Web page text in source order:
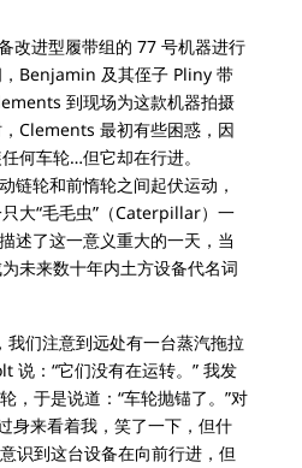
改进型履带组的 77 号机器进行
Benjamin 及其侄子 Pliny 带
到现场为这款机器拍摄
Clements 最初有些困惑，因
何车轮…但它却在行进。
链轮和前惰轮之间起伏运动，
大“毛毛虫”（Caterpillar）一
述了这一意义重大的一天，当
未来数十年内土方设备代名词
们注意到远处有一台蒸汽拖拉
说：“它们没有在运转。” 我发
，于是说道：“车轮抛锚了。”对
身来看着我，笑了一下，但什
识到这台设备在向前行进，但